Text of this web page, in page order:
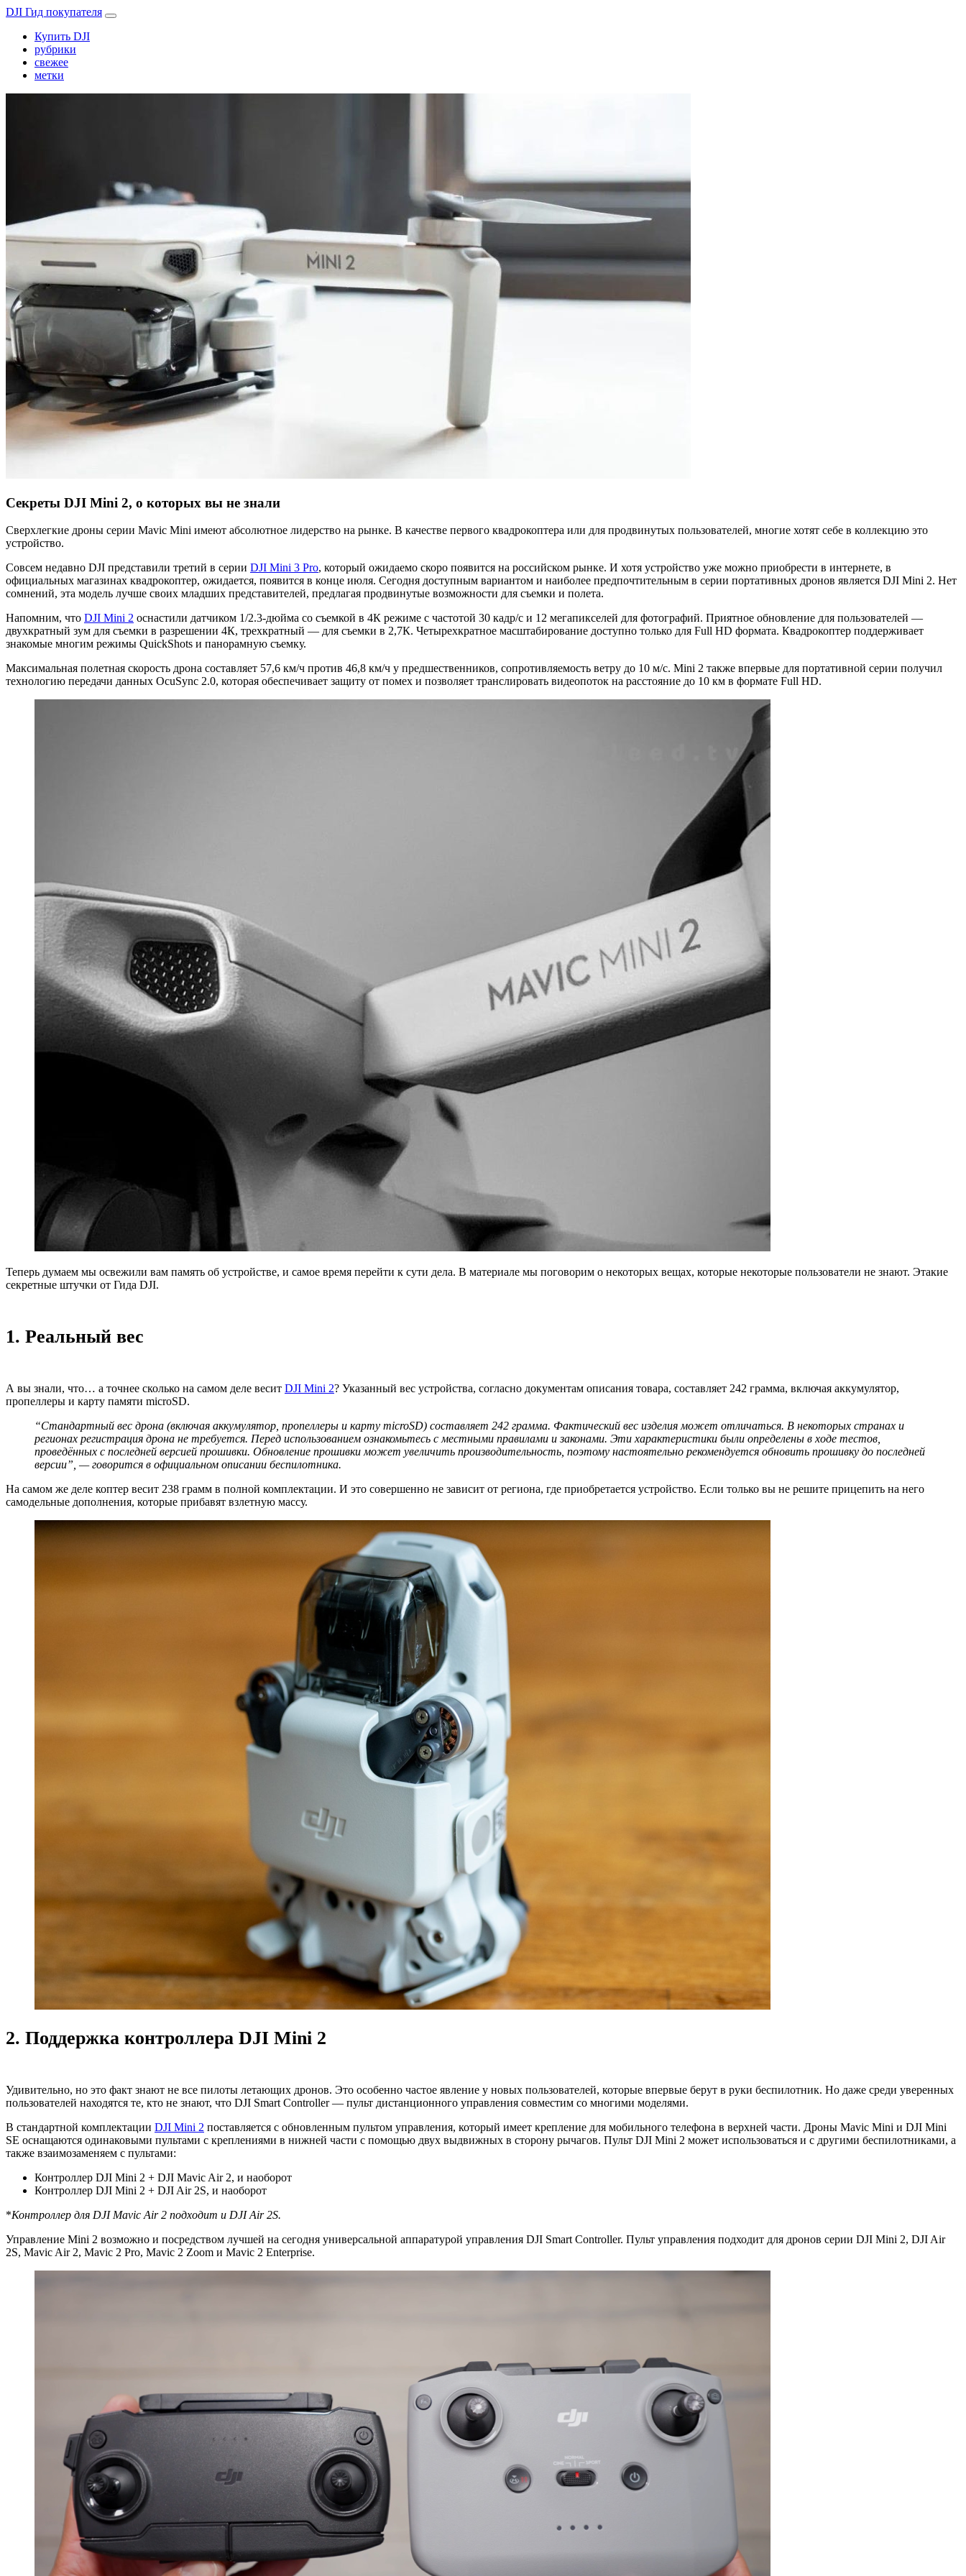
DJI Гид покупателя
Купить DJI
рубрики
свежее
метки
Секреты DJI Mini 2, о которых вы не знали
Сверхлегкие дроны серии Mavic Mini имеют абсолютное лидерство на рынке. В качестве первого квадрокоптера или для продвинутых пользователей, многие хотят себе в коллекцию это
устройство.
Совсем недавно DJI представили третий в серии DJI Mini 3 Pro, который ожидаемо скоро появится на российском рынке. И хотя устройство уже можно приобрести в интернете, в
официальных магазинах квадрокоптер, ожидается, появится в конце июля. Сегодня доступным вариантом и наиболее предпочтительным в серии портативных дронов является DJI Mini 2. Нет
сомнений, эта модель лучше своих младших представителей, предлагая продвинутые возможности для съемки и полета.
Напомним, что DJI Mini 2 оснастили датчиком 1/2.3-дюйма со съемкой в 4К режиме с частотой 30 кадр/с и 12 мегапикселей для фотографий. Приятное обновление для пользователей —
двухкратный зум для съемки в разрешении 4К, трехкратный — для съемки в 2,7К. Четырехкратное масштабирование доступно только для Full HD формата. Квадрокоптер поддерживает
знакомые многим режимы QuickShots и панорамную съемку.
Максимальная полетная скорость дрона составляет 57,6 км/ч против 46,8 км/ч у предшественников, сопротивляемость ветру до 10 м/с. Mini 2 также впервые для портативной серии получил
технологию передачи данных OcuSync 2.0, которая обеспечивает защиту от помех и позволяет транслировать видеопоток на расстояние до 10 км в формате Full HD.
Теперь думаем мы освежили вам память об устройстве, и самое время перейти к сути дела. В материале мы поговорим о некоторых вещах, которые некоторые пользователи не знают. Этакие
секретные штучки от Гида DJI.
1. Реальный вес
А вы знали, что… а точнее сколько на самом деле весит DJI Mini 2? Указанный вес устройства, согласно документам описания товара, составляет 242 грамма, включая аккумулятор,
пропеллеры и карту памяти microSD.
“Стандартный вес дрона (включая аккумулятор, пропеллеры и карту microSD) составляет 242 грамма. Фактический вес изделия может отличаться. В некоторых странах и
регионах регистрация дрона не требуется. Перед использованием ознакомьтесь с местными правилами и законами. Эти характеристики были определены в ходе тестов,
проведённых с последней версией прошивки. Обновление прошивки может увеличить производительность, поэтому настоятельно рекомендуется обновить прошивку до последней
версии”, — говорится в официальном описании беспилотника.
На самом же деле коптер весит 238 грамм в полной комплектации. И это совершенно не зависит от региона, где приобретается устройство. Если только вы не решите прицепить на него
самодельные дополнения, которые прибавят взлетную массу.
2. Поддержка контроллера DJI Mini 2
Удивительно, но это факт знают не все пилоты летающих дронов. Это особенно частое явление у новых пользователей, которые впервые берут в руки беспилотник. Но даже среди уверенных
пользователей находятся те, кто не знают, что DJI Smart Controller — пульт дистанционного управления совместим со многими моделями.
В стандартной комплектации DJI Mini 2 поставляется с обновленным пультом управления, который имеет крепление для мобильного телефона в верхней части. Дроны Mavic Mini и DJI Mini
SE оснащаются одинаковыми пультами с креплениями в нижней части с помощью двух выдвижных в сторону рычагов. Пульт DJI Mini 2 может использоваться и с другими беспилотниками, а
также взаимозаменяем с пультами:
Контроллер DJI Mini 2 + DJI Mavic Air 2, и наоборот
Контроллер DJI Mini 2 + DJI Air 2S, и наоборот
*Контроллер для DJI Mavic Air 2 подходит и DJI Air 2S.
Управление Mini 2 возможно и посредством лучшей на сегодня универсальной аппаратурой управления DJI Smart Controller. Пульт управления подходит для дронов серии DJI Mini 2, DJI Air
2S, Mavic Air 2, Mavic 2 Pro, Mavic 2 Zoom и Mavic 2 Enterprise.